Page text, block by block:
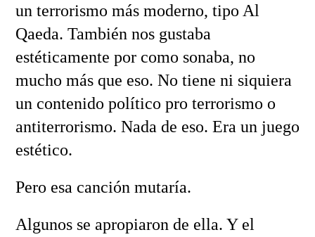
un terrorismo más moderno, tipo Al
Qaeda. También nos gustaba
estéticamente por como sonaba, no
mucho más que eso. No tiene ni siquiera
un contenido político pro terrorismo o
antiterrorismo. Nada de eso. Era un juego
estético.
Pero esa canción mutaría.
Algunos se apropiaron de ella. Y el